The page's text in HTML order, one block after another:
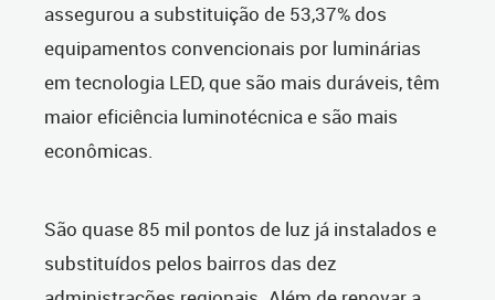
assegurou a substituição de 53,37% dos
equipamentos convencionais por luminárias
em tecnologia LED, que são mais duráveis, têm
maior eficiência luminotécnica e são mais
econômicas.
São quase 85 mil pontos de luz já instalados e
substituídos pelos bairros das dez